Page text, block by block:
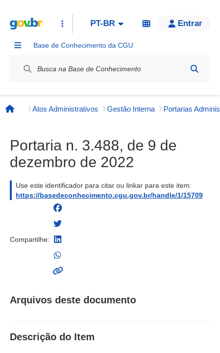
PT-BR Entrar
Base de Conhecimento da CGU
Página inicial
Atos Administrativos Gestão Interna
Portaria n. 3.488, de 9 de
dezembro de 2022
Use este identificador para citar ou linkar para este item:
https://basedeconhecimento.cgu.gov.br/handle/1/15709
Compartilhe:
Arquivos deste documento
Descrição do Item